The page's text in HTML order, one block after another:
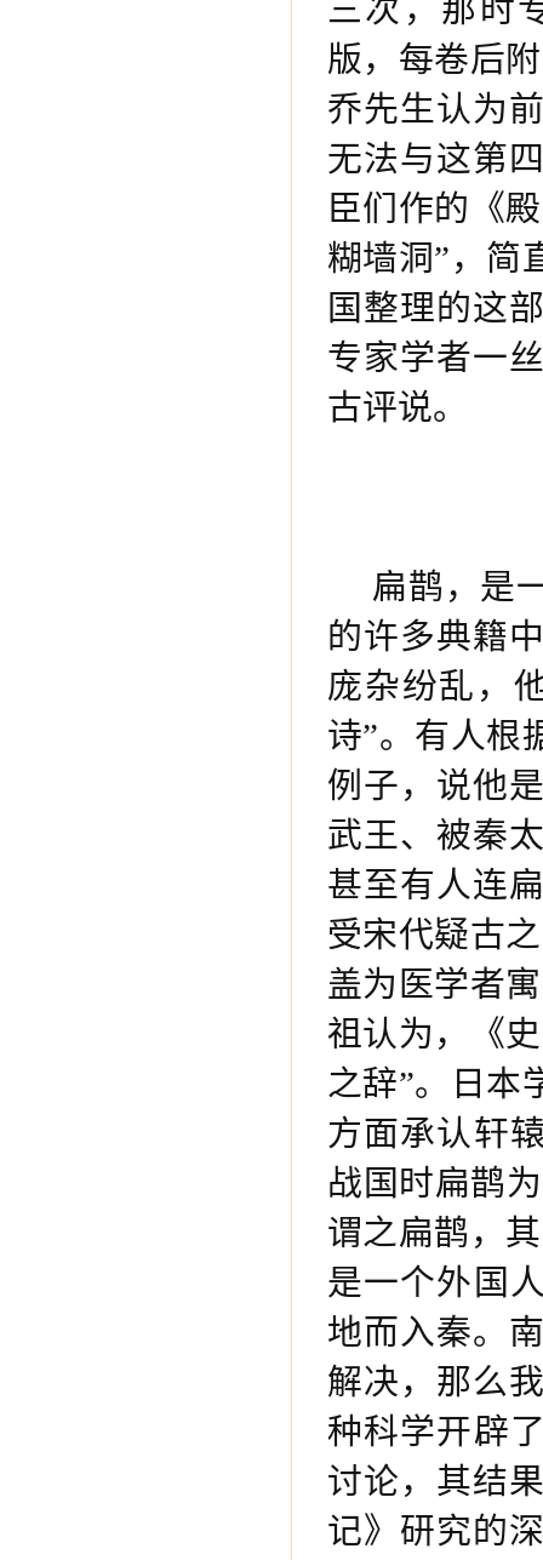
三次，那时
版，每卷后
乔先生认为
无法与这第
臣们作的《
糊墙洞”，简
国整理的这
专家学者一
古评说。
扁鹊，是
的许多典籍
庞杂纷乱，
诗”。有人根
例子，说他
武王、被秦
甚至有人连
受宋代疑古
盖为医学者
祖认为，《
之辞”。日本
方面承认轩
战国时扁鹊
谓之扁鹊，
是一个外国
地而入秦。
解决，那么
种科学开辟
讨论，其结
记》研究的